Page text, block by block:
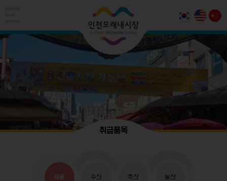
취급품목
식품 수산 축산 농산